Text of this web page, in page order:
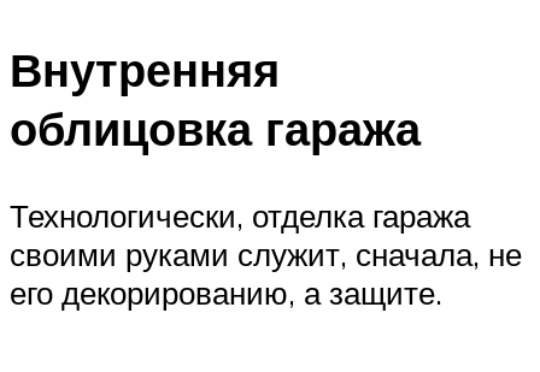
Внутренняя
облицовка гаража
Технологически, отделка гаража
своими руками служит, сначала, не
его декорированию, а защите.